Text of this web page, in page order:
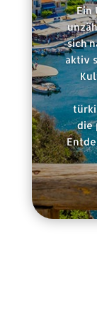
Ein
sich
aktiv
die